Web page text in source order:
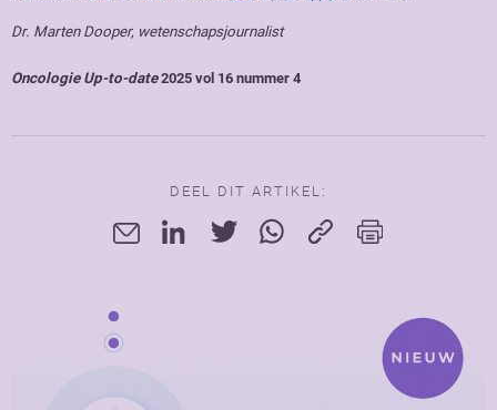
Dr. Marten Dooper, wetenschapsjournalist
Oncologie Up-to-date 2025 vol 16 nummer 4
DEEL DIT ARTIKEL: